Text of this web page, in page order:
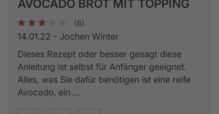
AVOCADO BROT MIT TOPPING
1 2 3 (6)
14.01.22 - Jochen Winter
Dieses Rezept oder besser gesagt diese
Anleitung ist selbst für Anfänger geeignet.
Alles, was Sie dafür benötigen ist eine reife
Avocado, ein ...